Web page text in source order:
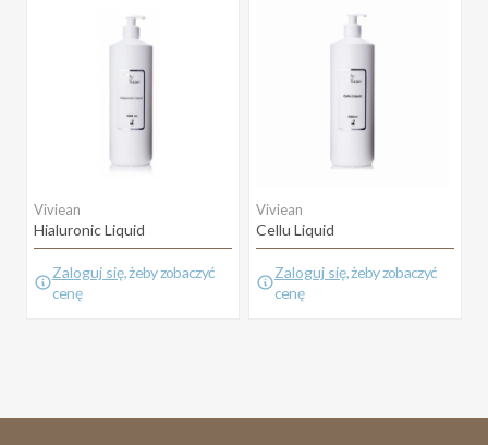
Viviean
Hialuronic Liquid
Zaloguj się, żeby zobaczyć
cenę
Viviean
Cellu Liquid
Zaloguj się, żeby zobaczyć
cenę